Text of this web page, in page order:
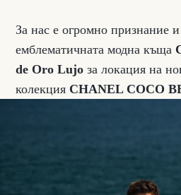
За нас е огромно признание и
емблематичната модна къща
de Oro Lujo за локация на
колекция CHANEL COCO